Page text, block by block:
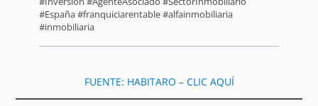
#España #franquiciarentable #alfainmobiliaria
#inmobiliaria
FUENTE: HABITARO – CLIC AQUÍ